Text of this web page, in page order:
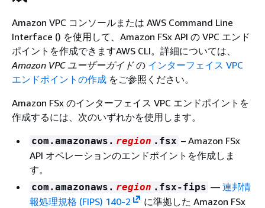
Amazon VPC コンソールまたは AWS Command Line
Interface () を使用して、Amazon FSx API の VPC エンド
ポイントを作成できますAWS CLI。詳細については、
Amazon VPC ユーザーガイドの インターフェイス VPC
エンドポイントの作成 をご参照ください。
Amazon FSx のインターフェイス VPC エンドポイントを
作成するには、次のいずれかを使用します。
com.amazonaws. region .fsx – Amazon FSx
API オペレーションのエンドポイントを作成しま
す。
com.amazonaws. region .fsx-fips — 連邦情
報処理規格 (FIPS) 140-2
に準拠した Amazon FSx